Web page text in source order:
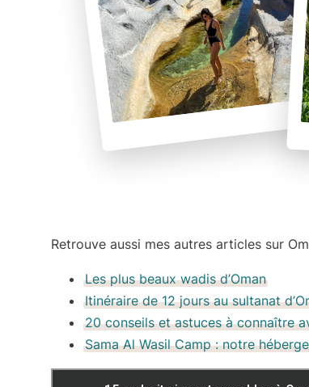
Retrouve aussi mes autres articles sur
Les plus beaux wadis d’Oman
Itinéraire de 12 jours au sultanat
20 conseils et astuces à connaître
Sama Al Wasil Camp : notre